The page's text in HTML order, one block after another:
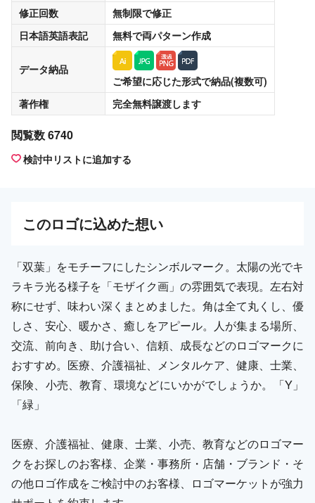
修正回数
無制限で修正
日本語英語表記
無料で両パターン作成
データ納品
ご希望に応じた形式で納品(複数可)
著作権
完全無料譲渡します
閲覧数 6740
検討中リストに追加する
このロゴに込めた想い
「双葉」をモチーフにしたシンボルマーク。太陽の光でキ
ラキラ光る様子を「モザイク画」の雰囲気で表現。左右対
称にせず、味わい深くまとめました。角は全て丸くし、優
しさ、安心、暖かさ、癒しをアピール。人が集まる場所、
交流、前向き、助け合い、信頼、成長などのロゴマークに
おすすめ。医療、介護福祉、メンタルケア、健康、士業、
保険、小売、教育、環境などにいかがでしょうか。「Y」
「緑」
医療、介護福祉、健康、士業、小売、教育などのロゴマー
クをお探しのお客様、企業・事務所・店舗・ブランド・そ
の他ロゴ作成をご検討中のお客様、ロゴマーケットが強力